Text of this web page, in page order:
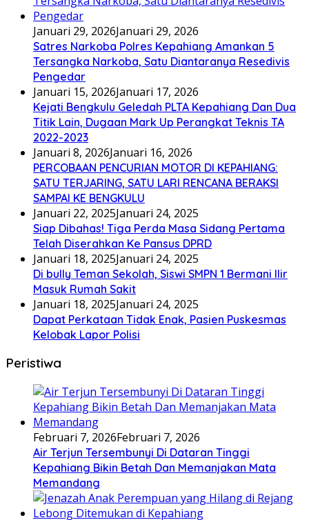
Januari 29, 2026Januari 29, 2026
Satres Narkoba Polres Kepahiang Amankan 5
Tersangka Narkoba, Satu Diantaranya Resedivis
Pengedar
Januari 15, 2026Januari 17, 2026
Kejati Bengkulu Geledah PLTA Kepahiang Dan Dua
Titik Lain, Dugaan Mark Up Perangkat Teknis TA
2022-2023
Januari 8, 2026Januari 16, 2026
PERCOBAAN PENCURIAN MOTOR DI KEPAHIANG:
SATU TERJARING, SATU LARI RENCANA BERAKSI
SAMPAI KE BENGKULU
Januari 22, 2025Januari 24, 2025
Siap Dibahas! Tiga Perda Masa Sidang Pertama
Telah Diserahkan Ke Pansus DPRD
Januari 18, 2025Januari 24, 2025
Di bully Teman Sekolah, Siswi SMPN 1 Bermani Ilir
Masuk Rumah Sakit
Januari 18, 2025Januari 24, 2025
Dapat Perkataan Tidak Enak, Pasien Puskesmas
Kelobak Lapor Polisi
Peristiwa
Februari 7, 2026Februari 7, 2026
Air Terjun Tersembunyi Di Dataran Tinggi
Kepahiang Bikin Betah Dan Memanjakan Mata
Memandang